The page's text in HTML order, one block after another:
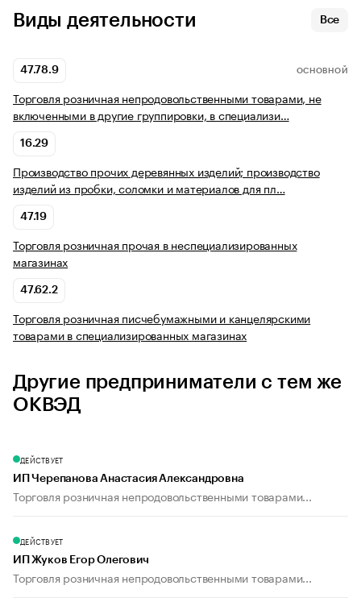
Виды деятельности Все
47.78.9 ОСНОВНОЙ
Торговля розничная непродовольственными товарами, не
включенными в другие группировки, в специализи…
16.29
Производство прочих деревянных изделий; производство
изделий из пробки, соломки и материалов для пл…
47.19
Торговля розничная прочая в неспециализированных
магазинах
47.62.2
Торговля розничная писчебумажными и канцелярскими
товарами в специализированных магазинах
Другие предприниматели с тем же
ОКВЭД
ДЕЙСТВУЕТ
ИП Черепанова Анастасия Александровна
Торговля розничная непродовольственными товарами...
ДЕЙСТВУЕТ
ИП Жуков Егор Олегович
Торговля розничная непродовольственными товарами...